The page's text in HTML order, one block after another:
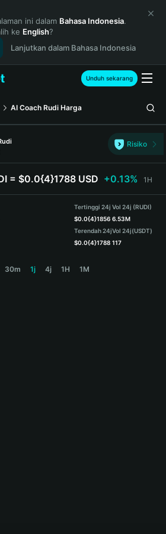
ini dalam Bahasa Indonesia.
ke English?
Lanjutkan dalam Bahasa Indonesia
Unduh sekarang
AI Coach Rudi Harga
Risiko
= $0.0{4}1788 USD +0.13% 1H
Tertinggi 24j
$0.0{4}1856
Terendah 24j
$0.0{4}1788
Vol 24j (RUDI)
6.53M
Vol 24j(USDT)
117
30m 1j 4j 1H 1M